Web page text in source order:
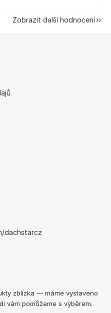
Zobrazit další hodnocení
dachstarcz
zblízka — máme vystaveno
vám pomůžeme s výběrem.